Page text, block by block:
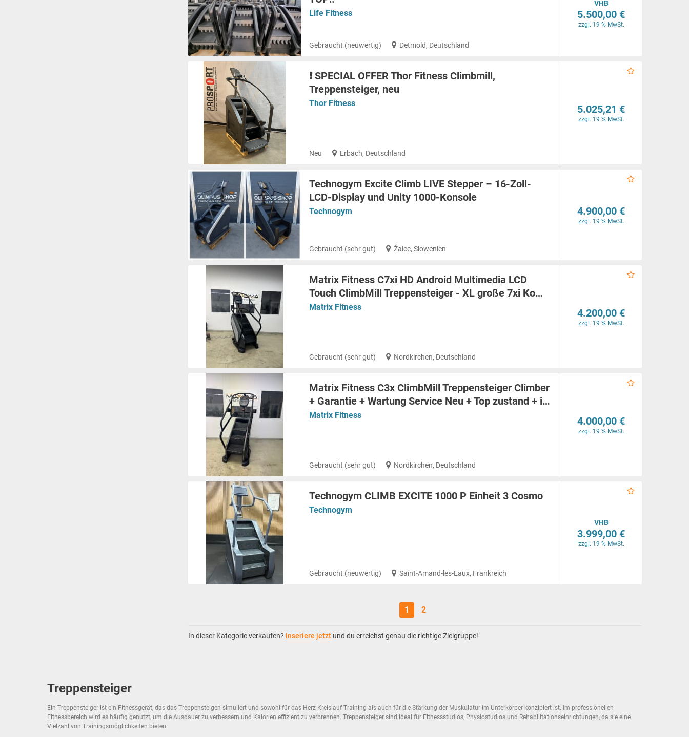
Life Fitness
Gebraucht (neuwertig) Detmold, Deutschland
VHB
5.500,00 €
zzgl. 19 % MwSt.
❗️ SPECIAL OFFER Thor Fitness Climbmill,
Treppensteiger, neu
Thor Fitness
Neu Erbach, Deutschland
5.025,21 €
zzgl. 19 % MwSt.
Technogym Excite Climb LIVE Stepper – 16-Zoll-
LCD-Display und Unity 1000-Konsole
Technogym
Gebraucht (sehr gut) Žalec, Slowenien
4.900,00 €
zzgl. 19 % MwSt.
Matrix Fitness C7xi HD Android Multimedia LCD
Touch ClimbMill Treppensteiger - XL große 7xi Ko…
Matrix Fitness
Gebraucht (sehr gut) Nordkirchen, Deutschland
4.200,00 €
zzgl. 19 % MwSt.
Matrix Fitness C3x ClimbMill Treppensteiger Climber
+ Garantie + Wartung Service Neu + Top zustand + i…
Matrix Fitness
Gebraucht (sehr gut) Nordkirchen, Deutschland
4.000,00 €
zzgl. 19 % MwSt.
Technogym CLIMB EXCITE 1000 P Einheit 3 Cosmo
Technogym
Gebraucht (neuwertig) Saint-Amand-les-Eaux, Frankreich
VHB
3.999,00 €
zzgl. 19 % MwSt.
1 2
In dieser Kategorie verkaufen? Inseriere jetzt und du erreichst genau die richtige Zielgruppe!
Treppensteiger
Ein Treppensteiger ist ein Fitnessgerät, das das Treppensteigen simuliert und sowohl für das Herz-Kreislauf-Training als auch für die Stärkung der Muskulatur im Unterkörper konzipiert ist. Im professionellen
Fitnessbereich wird es häufig genutzt, um die Ausdauer zu verbessern und Kalorien effizient zu verbrennen. Treppensteiger sind ideal für Fitnessstudios, Physiostudios und Rehabilitationseinrichtungen, da sie eine
Vielzahl von Trainingsmöglichkeiten bieten.